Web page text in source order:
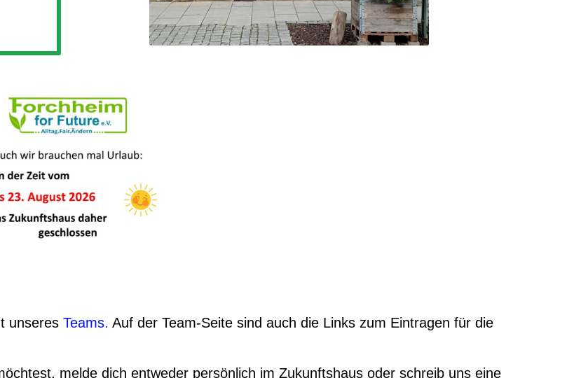
unseres Teams. Auf der Team-Seite sind auch die Links zum Eintragen für die
melde dich entweder persönlich im Zukunftshaus oder schreib uns eine